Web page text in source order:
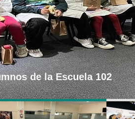
de la Escuela 102